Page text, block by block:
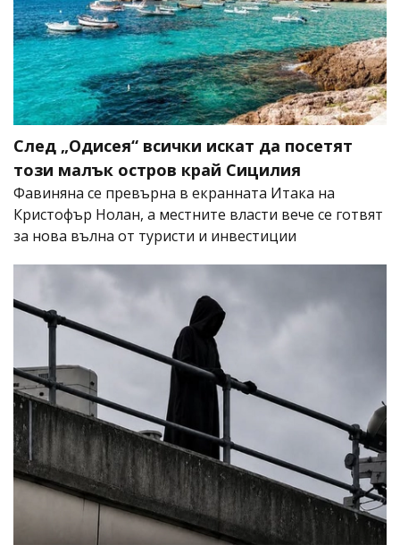
След „Одисея“ всички искат да посетят
този малък остров край Сицилия
Фавиняна се превърна в екранната Итака на
Кристофър Нолан, а местните власти вече се готвят
за нова вълна от туристи и инвестиции